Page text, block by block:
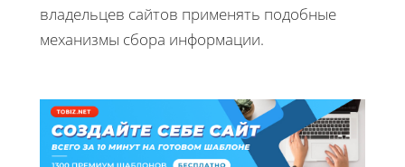
владельцев сайтов применять подобные
механизмы сбора информации.